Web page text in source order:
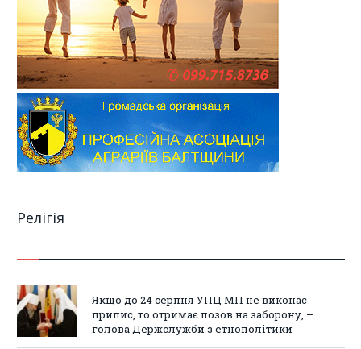
Релігія
Якщо до 24 серпня УПЦ МП не виконає
припис, то отримає позов на заборону, –
голова Держслужби з етнополітики